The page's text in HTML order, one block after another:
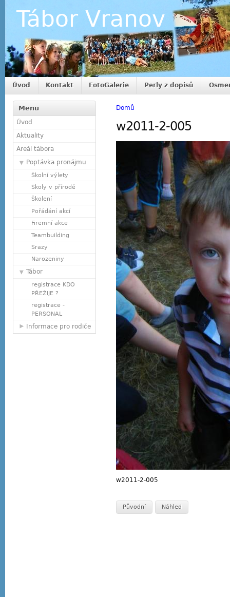
Tábor Vranov
Úvod Kontakt FotoGalerie Perly z dopisů
Menu
Úvod
Aktuality
Areál tábora
Poptávka pronájmu
Školní výlety
Školy v přírodě
Školení
Pořádání akcí
Firemní akce
Teambuilding
Srazy
Narozeniny
Tábor
registrace KDO
PŘEŽIJE ?
registrace -
PERSONAL
Informace pro rodiče
Domů
w2011-2-005
w2011-2-005
Původní Náhled